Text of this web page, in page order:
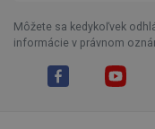
Môžete sa kedykoľvek
informácie v právnom